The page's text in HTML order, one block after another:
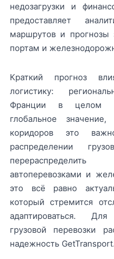
недозагрузки и
предоставляет
маршрутов и прогнозы
портам и
Краткий прогноз
логистику:
Франции в целом
глобальное
коридоров это
распределении
автоперевозками и
это всё равно
который стремится
адаптироваться.
грузовой перевозки
надежность